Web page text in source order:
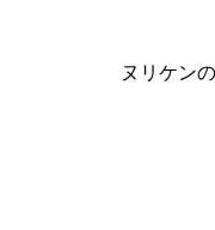
ヌリケン